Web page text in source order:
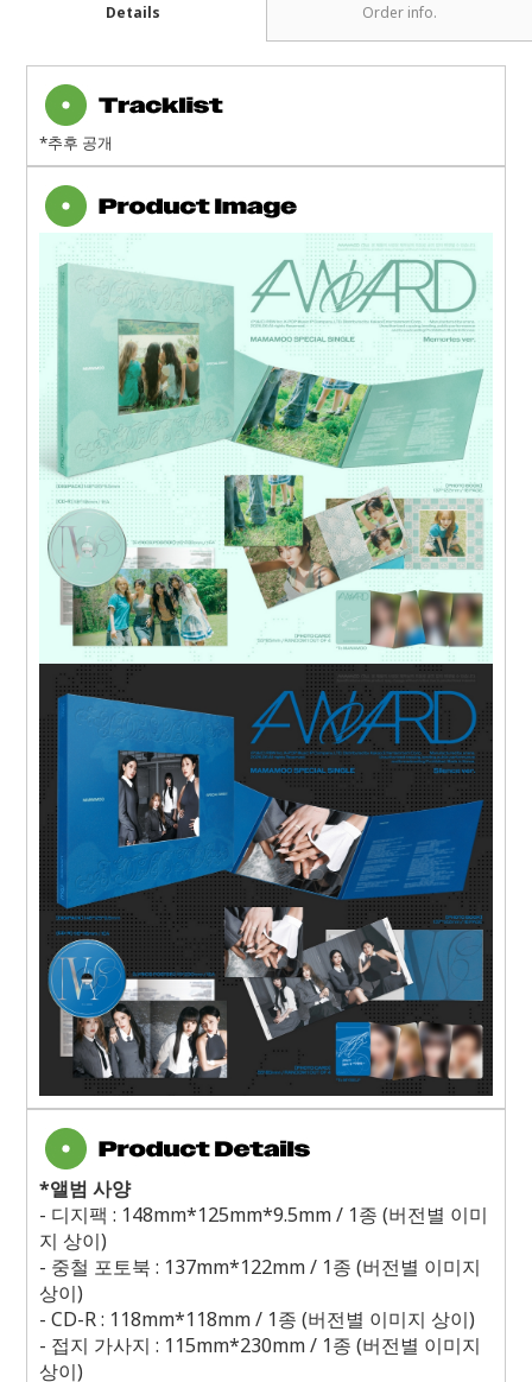
Details Order info.
*추후 공개
*앨범 사양
- 디지팩 : 148mm*125mm*9.5mm / 1종 (버전별 이미
지 상이)
- 중철 포토북 : 137mm*122mm / 1종 (버전별 이미지
상이)
- CD-R : 118mm*118mm / 1종 (버전별 이미지 상이)
- 접지 가사지 : 115mm*230mm / 1종 (버전별 이미지
상이)